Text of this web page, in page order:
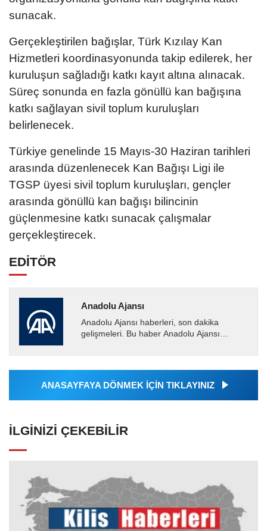
sunacak.
Gerçekleştirilen bağışlar, Türk Kızılay Kan
Hizmetleri koordinasyonunda takip edilerek, her
kuruluşun sağladığı katkı kayıt altına alınacak.
Süreç sonunda en fazla gönüllü kan bağışına
katkı sağlayan sivil toplum kuruluşları
belirlenecek.
Türkiye genelinde 15 Mayıs-30 Haziran tarihleri
arasında düzenlenecek Kan Bağışı Ligi ile
TGSP üyesi sivil toplum kuruluşları, gençler
arasında gönüllü kan bağışı bilincinin
güçlenmesine katkı sunacak çalışmalar
gerçekleştirecek.
EDİTÖR
Anadolu Ajansı
Anadolu Ajansı haberleri, son dakika
gelişmeleri. Bu haber Anadolu Ajansı
tarafından geçilen tüm...
ANASAYFAYA DÖNMEK İÇİN TIKLAYINIZ
İLGINIZI ÇEKEBILIR